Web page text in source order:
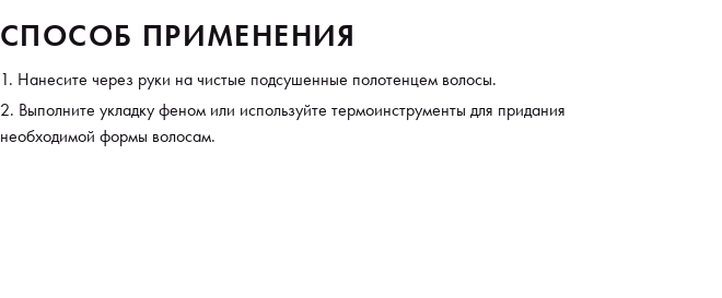
СПОСОБ ПРИМЕНЕНИЯ
Нанесите через руки на чистые подсушенные полотенцем волосы.
Выполните укладку феном или используйте термоинструменты для придания
необходимой формы волосам.